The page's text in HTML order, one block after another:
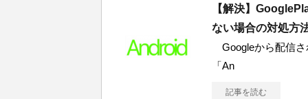
【解決】
ない場合の対処方
Googleから配信さ
「An
記事を読む